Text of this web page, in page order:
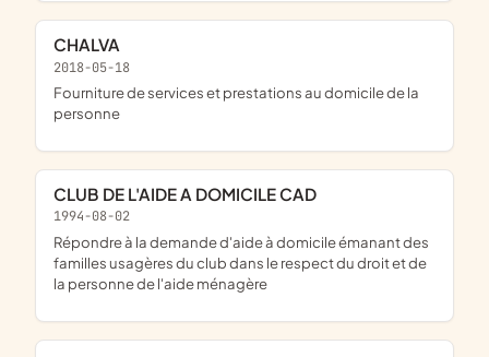
CHALVA
2018-05-18
fourniture de services et prestations au domicile de la
personne
CLUB DE L'AIDE A DOMICILE CAD
1994-08-02
répondre à la demande d'aide à domicile émanant des
familles usagères du club dans le respect du droit et de
la personne de l'aide ménagère